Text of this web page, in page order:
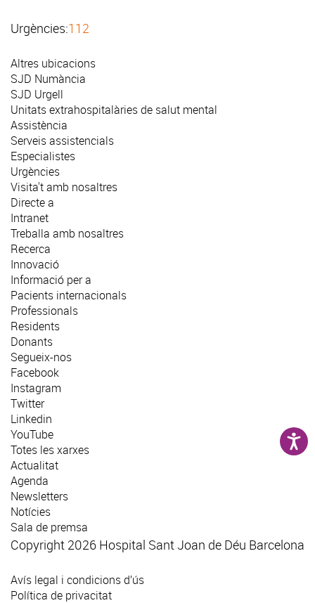
Urgències:112
Altres ubicacions
SJD Numància
SJD Urgell
Unitats extrahospitalàries de salut mental
Assistència
Serveis assistencials
Especialistes
Urgències
Visita't amb nosaltres
Directe a
Intranet
Treballa amb nosaltres
Recerca
Innovació
Informació per a
Pacients internacionals
Professionals
Residents
Donants
Segueix-nos
Facebook
Instagram
Twitter
Linkedin
YouTube
Totes les xarxes
Actualitat
Agenda
Newsletters
Notícies
Sala de premsa
Copyright 2026 Hospital Sant Joan de Déu Barcelona
Avís legal i condicions d’ús
Política de privacitat